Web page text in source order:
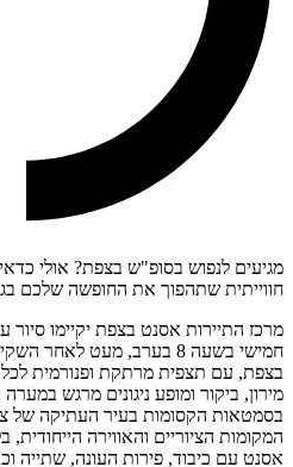
מגיעים לנפוש בסופ"ש בצפת? אולי
חווייתית שתהפוך את החופשה שלכם
מרכז התיירות אסנט בצפת יקיימו סיור
חמישי בשעה 8 בערב, מעט
בצפת, עם תצפית מרתקת ופנורמית לכל
מירון, ביקור ומופע ניגונים מרגש
בסמטאות הקסומות בעיר העתיקה של
המקומות הציוריים והאווירה הייחודית,
אסנט עם כיבוד, פירות העונה, שתייה